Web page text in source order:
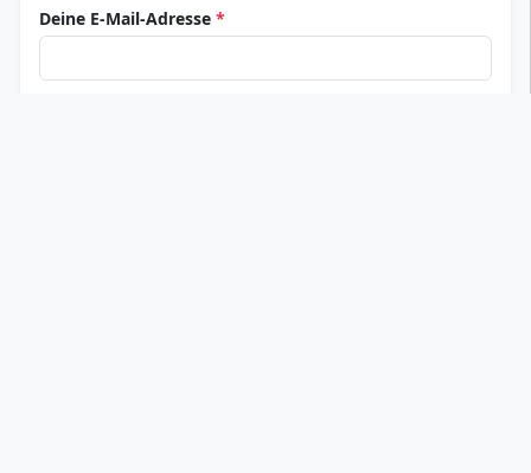
Deine E-Mail-Adresse *